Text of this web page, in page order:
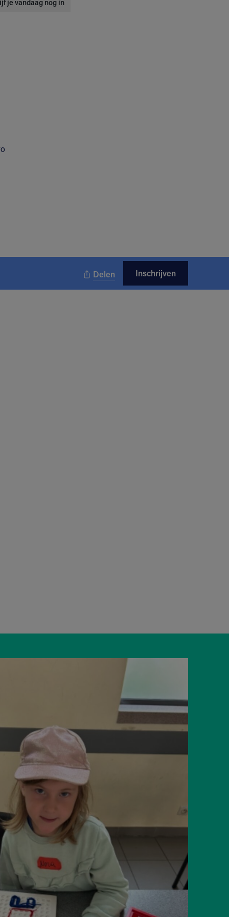
je vandaag nog in
Delen Inschrijven